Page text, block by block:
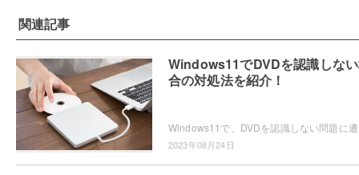
関連記事
Windows11でDVDを認識しな
合の対処法を紹介！
2023年08月24日